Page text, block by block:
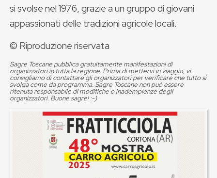
si svolse nel 1976, grazie a un gruppo di giovani
appassionati delle tradizioni agricole locali.
© Riproduzione riservata
Sagre Toscane pubblica gratuitamente manifestazioni di
organizzatori in tutta la regione. Prima di mettervi in viaggio, vi
consigliamo di contattare gli organizzatori per verificare che tutto si
svolga come da programma. Sagre Toscane non può essere
ritenuta responsabile di modifiche o inadempienze degli
organizzatori. Buone sagre! :-)